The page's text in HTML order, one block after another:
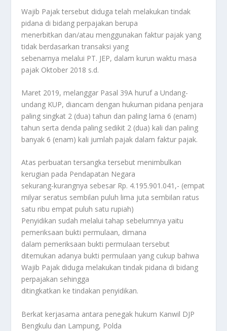
Wajib Pajak tersebut diduga telah melakukan tindak
pidana di bidang perpajakan berupa
menerbitkan dan/atau menggunakan faktur pajak yang
tidak berdasarkan transaksi yang
sebenarnya melalui PT. JEP, dalam kurun waktu masa
pajak Oktober 2018 s.d.
Maret 2019, melanggar Pasal 39A huruf a Undang-
undang KUP, diancam dengan hukuman pidana penjara
paling singkat 2 (dua) tahun dan paling lama 6 (enam)
tahun serta denda paling sedikit 2 (dua) kali dan paling
banyak 6 (enam) kali jumlah pajak dalam faktur pajak.
Atas perbuatan tersangka tersebut menimbulkan
kerugian pada Pendapatan Negara
sekurang-kurangnya sebesar Rp. 4.195.901.041,- (empat
milyar seratus sembilan puluh lima juta sembilan ratus
satu ribu empat puluh satu rupiah)
Penyidikan sudah melalui tahap sebelumnya yaitu
pemeriksaan bukti permulaan, dimana
dalam pemeriksaan bukti permulaan tersebut
ditemukan adanya bukti permulaan yang cukup bahwa
Wajib Pajak diduga melakukan tindak pidana di bidang
perpajakan sehingga
ditingkatkan ke tindakan penyidikan.
Berkat kerjasama antara penegak hukum Kanwil DJP
Bengkulu dan Lampung, Polda